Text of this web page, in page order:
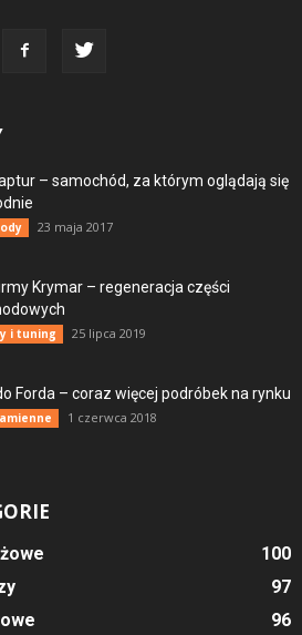
– samochód, za którym oglądają się
23 maja 2017
Krymar – regeneracja części
i tuning 25 lipca 2019
Forda – coraz więcej podróbek na rynku
1 czerwca 2018
100
97
96